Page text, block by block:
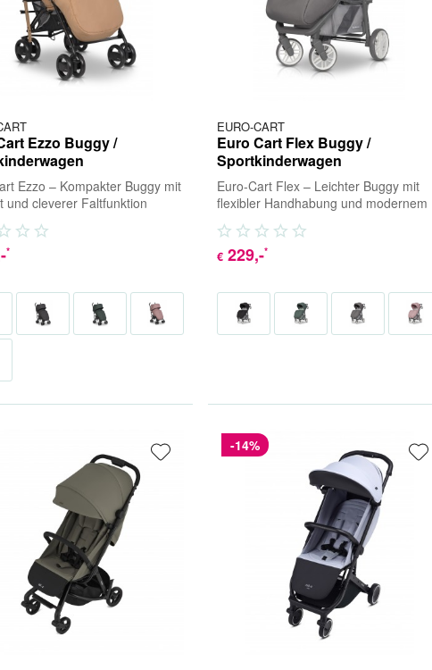
Ezzo Buggy /
Ezzo – Kompakter Buggy mit
und cleverer Faltfunktion
*
EURO-CART
Euro Cart Flex Buggy /
Sportkinderwagen
Euro-Cart Flex – Leichter Buggy mit
flexibler Handhabung und modernem
Flex, Ihren...
€ 229,-*
-14%